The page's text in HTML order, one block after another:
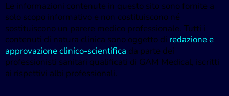
Le informazioni contenute in questo sito sono fornite a
solo scopo informativo e non costituiscono né
sostituiscono un parere medico professionale. Tutti i
contenuti di natura clinica sono oggetto di redazione e
approvazione clinico-scientifica da parte dei
professionisti sanitari qualificati di GAM Medical, iscritti
ai rispettivi albi professionali.